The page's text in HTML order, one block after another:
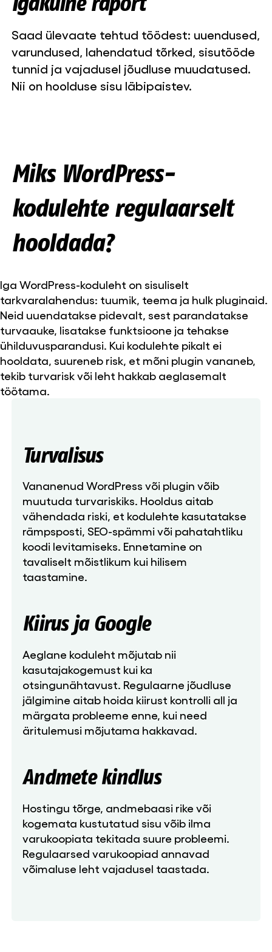
Saad ülevaate tehtud töödest: uuendused,
varundused, lahendatud tõrked, sisutööde
tunnid ja vajadusel jõudluse muudatused.
Nii on hoolduse sisu läbipaistev.
Miks WordPress-
kodulehte regulaarselt
hooldada?
Iga WordPress-koduleht on sisuliselt
tarkvaralahendus: tuumik, teema ja hulk pluginaid.
Neid uuendatakse pidevalt, sest parandatakse
turvaauke, lisatakse funktsioone ja tehakse
ühilduvusparandusi. Kui kodulehte pikalt ei
hooldata, suureneb risk, et mõni plugin vananeb,
tekib turvarisk või leht hakkab aeglasemalt
töötama.
Turvalisus
Vananenud WordPress või plugin võib
muutuda turvariskiks. Hooldus aitab
vähendada riski, et kodulehte kasutatakse
rämpsposti, SEO-spämmi või pahatahtliku
koodi levitamiseks. Ennetamine on
tavaliselt mõistlikum kui hilisem
taastamine.
Kiirus ja Google
Aeglane koduleht mõjutab nii
kasutajakogemust kui ka
otsingunähtavust. Regulaarne jõudluse
jälgimine aitab hoida kiirust kontrolli all ja
märgata probleeme enne, kui need
äritulemusi mõjutama hakkavad.
Andmete kindlus
Hostingu tõrge, andmebaasi rike või
kogemata kustutatud sisu võib ilma
varukoopiata tekitada suure probleemi.
Regulaarsed varukoopiad annavad
võimaluse leht vajadusel taastada.